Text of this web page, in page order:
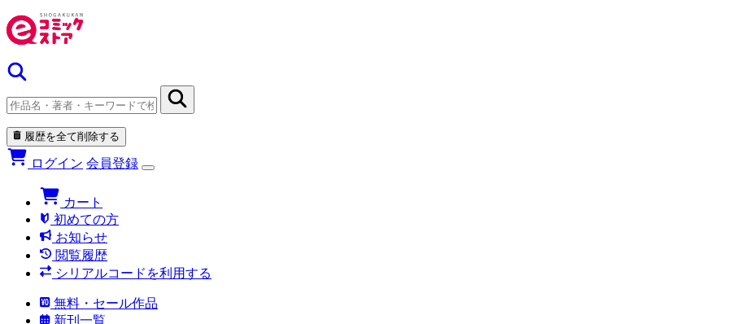
履歴を全て削除する
ログイン 会員登録
カート
初めての方
お知らせ
閲覧履歴
シリアルコードを利用する
無料・セール作品
新刊一覧